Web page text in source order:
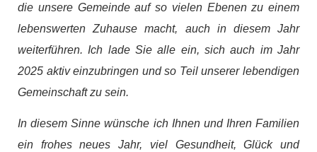
die unsere Gemeinde auf so vielen Ebenen zu einem
lebenswerten Zuhause macht, auch in diesem Jahr
weiterführen. Ich lade Sie alle ein, sich auch im Jahr
2025 aktiv einzubringen und so Teil unserer lebendigen
Gemeinschaft zu sein.
In diesem Sinne wünsche ich Ihnen und Ihren Familien
ein frohes neues Jahr, viel Gesundheit, Glück und